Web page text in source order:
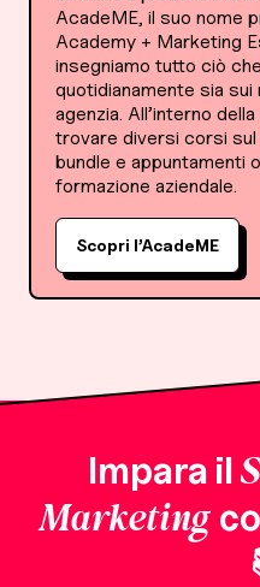
AcadeME, il suo nome
Academy + Marketing
insegniamo tutto ciò
quotidianamente sia sui
agenzia. All’interno
trovare diversi corsi sul
bundle e appuntamenti
formazione aziendale.
Scopri l’AcadeME
Impara il
Marketing